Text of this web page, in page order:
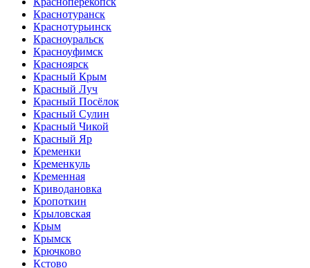
Краснотуранск
Краснотурьинск
Красноуральск
Красноуфимск
Красноярск
Красный Крым
Красный Луч
Красный Посёлок
Красный Сулин
Красный Чикой
Красный Яр
Кременки
Кременкуль
Кременная
Криводановка
Кропоткин
Крыловская
Крым
Крымск
Крючково
Кстово